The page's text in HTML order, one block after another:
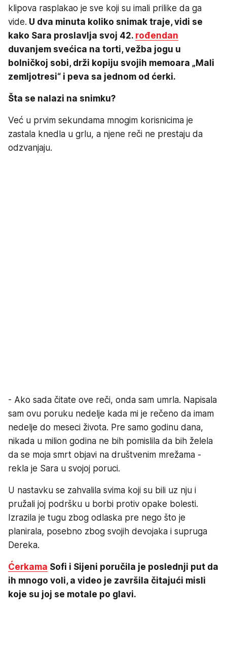
klipova rasplakao je sve koji su imali prilike da ga
vide. U dva minuta koliko snimak traje, vidi se
kako Sara proslavlja svoj 42. rođendan
duvanjem svećica na torti, vežba jogu u
bolničkoj sobi, drži kopiju svojih memoara „Mali
zemljotresi“ i peva sa jednom od ćerki.
Šta se nalazi na snimku?
Već u prvim sekundama mnogim korisnicima je
zastala knedla u grlu, a njene reči ne prestaju da
odzvanjaju.
- Ako sada čitate ove reči, onda sam umrla. Napisala
sam ovu poruku nedelje kada mi je rečeno da imam
nedelje do meseci života. Pre samo godinu dana,
nikada u milion godina ne bih pomislila da bih želela
da se moja smrt objavi na društvenim mrežama -
rekla je Sara u svojoj poruci.
U nastavku se zahvalila svima koji su bili uz nju i
pružali joj podršku u borbi protiv opake bolesti.
Izrazila je tugu zbog odlaska pre nego što je
planirala, posebno zbog svojih devojaka i supruga
Dereka.
Ćerkama Sofi i Sijeni poručila je poslednji put da
ih mnogo voli, a video je završila čitajući misli
koje su joj se motale po glavi.